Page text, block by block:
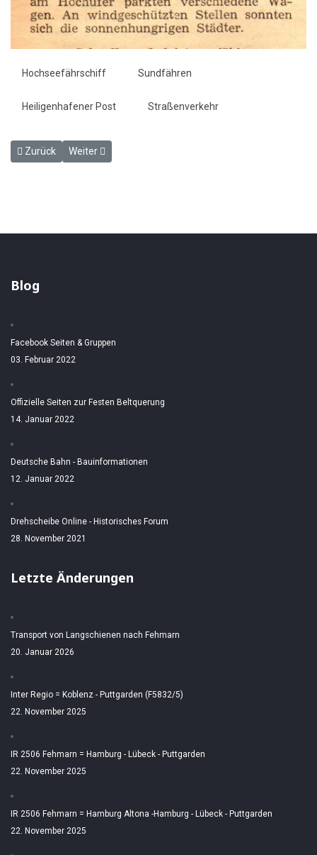
Hochseefährschiff Sundfähren
Heiligenhafener Post Straßenverkehr
Vorheriger Beitrag: April - April - Heiligenhafener Post 5.4.1961
Zurück Nächster Beitrag: Fährschiffe zur Werftüberholung -
Weiter
Blog
Facebook Seiten & Gruppen
03. Februar 2022
Offizielle Seiten zur Festen Beltquerung
14. Januar 2022
Deutsche Bahn - Bauinformationen
12. Januar 2022
Drehscheibe Online - Historisches Forum
28. November 2021
Letzte Änderungen
Transport von Langschienen nach Fehmarn
20. Januar 2026
Inter Regio = Koblenz - Puttgarden (F5832/5)
22. November 2025
IR 2506 Fehmarn = Hamburg - Lübeck - Puttgarden
22. November 2025
IR 2506 Fehmarn = Hamburg Altona -Hamburg - Lübeck - Puttgarden
22. November 2025